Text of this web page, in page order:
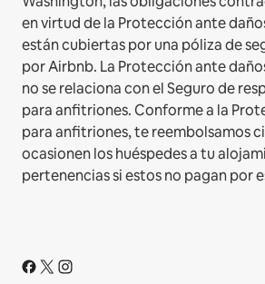
en virtud de la Protección ante
están cubiertas por una póliza de
por Airbnb. La Protección ante
no se relaciona con el Seguro de
para anfitriones. Conforme a la
para anfitriones, te reembolsamos
ocasionen los huéspedes a tu
pertenencias si estos no pagan por